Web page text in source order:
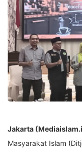
Jakarta
Masyarakat Islam